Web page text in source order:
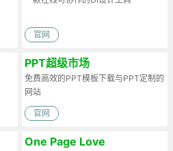
官网
PPT超级市场
免费高效的PPT模板下载与PPT定制的
网站
官网
One Page Love